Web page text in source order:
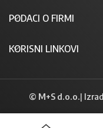
PODACI O FIRMI
KORISNI LINKOVI
© M+S d.o.o.|